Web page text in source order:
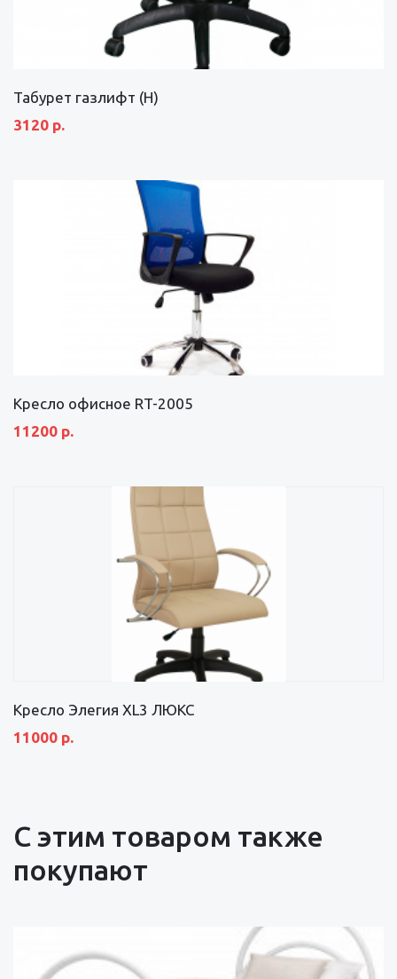
Табурет газлифт (Н)
3120 р.
Кресло офисное RT-2005
11200 р.
Кресло Элегия XL3 ЛЮКС
11000 р.
С этим товаром также
покупают